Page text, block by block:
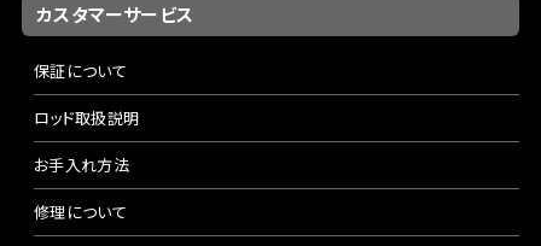
カスタマーサービス
保証について
ロッド取扱説明
お手入れ方法
修理について